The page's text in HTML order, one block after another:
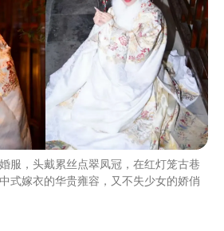
服，头戴累丝点翠凤冠，在红灯笼古巷
式嫁衣的华贵雍容，又不失少女的娇俏